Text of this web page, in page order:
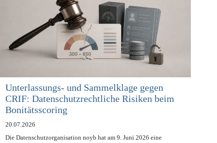
Unterlassungs- und Sammelklage gegen
CRIF: Datenschutzrechtliche Risiken beim
Bonitätsscoring
20.07.2026